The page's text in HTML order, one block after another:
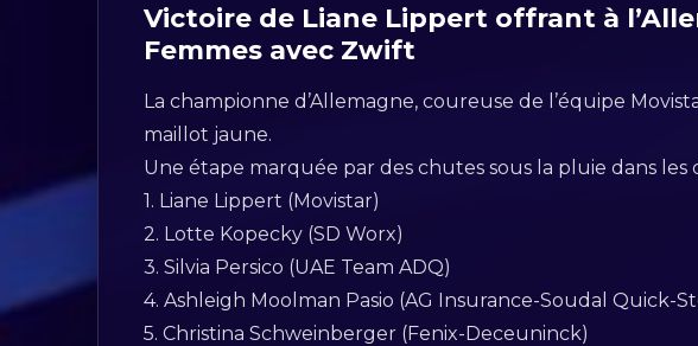
Victoire de Liane Lippert offrant à
Femmes avec Zwift
La championne d’Allemagne, coureuse de l’équipe
maillot jaune.
Une étape marquée par des chutes sous la pluie dans les
1. Liane Lippert (Movistar)
2. Lotte Kopecky (SD Worx)
3. Silvia Persico (UAE Team ADQ)
4. Ashleigh Moolman Pasio (AG Insurance-Soudal Quick-
5. Christina Schweinberger (Fenix-Deceuninck)